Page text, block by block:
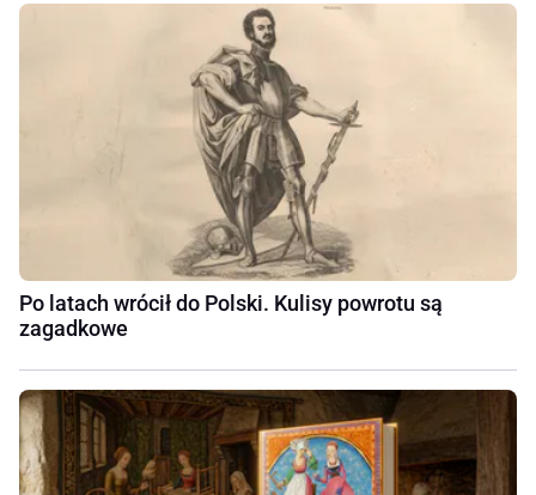
Po latach wrócił do Polski. Kulisy powrotu są
zagadkowe